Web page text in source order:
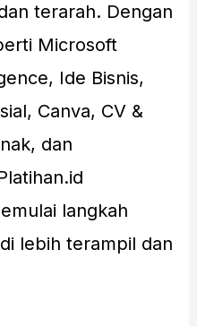
terarah. Dengan
Microsoft
Ide Bisnis,
Canva, CV &
dan
langkah
lebih terampil dan